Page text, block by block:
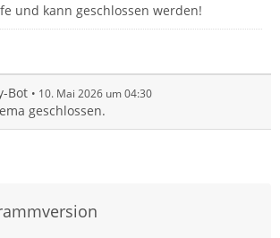
und kann geschlossen werden!
Bot 10. Mai 2026 um 04:30
geschlossen.